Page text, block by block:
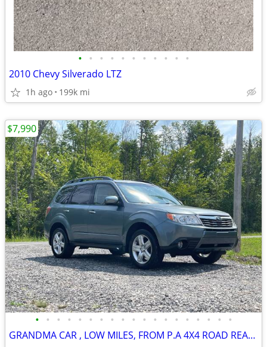
• • • • • • • • • • •
2010 Chevy Silverado LTZ
1h ago 199k mi
• • • • • • • • • • • • • • • • • • •
GRANDMA CAR , LOW MILES, FROM P.A 4X4 ROAD READY
$7,990